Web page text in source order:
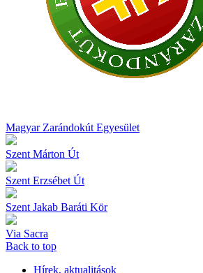
Magyar Zarándokút Egyesület
Szent Márton Út
Szent Erzsébet Út
Szent Jakab Baráti Kör
Via Sacra
Back to top
Hírek, aktualitások